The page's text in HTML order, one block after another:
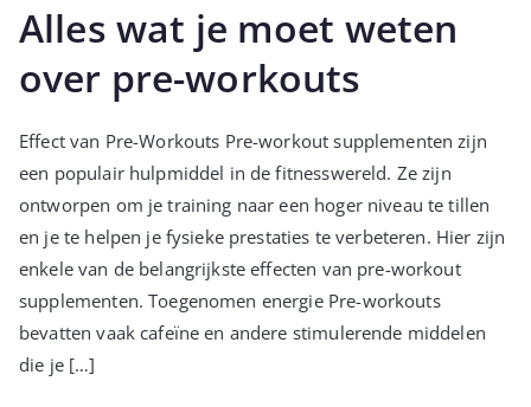
Alles wat je moet weten
over pre-workouts
Effect van Pre-Workouts Pre-workout supplementen zijn
een populair hulpmiddel in de fitnesswereld. Ze zijn
ontworpen om je training naar een hoger niveau te tillen
en je te helpen je fysieke prestaties te verbeteren. Hier zijn
enkele van de belangrijkste effecten van pre-workout
supplementen. Toegenomen energie Pre-workouts
bevatten vaak cafeïne en andere stimulerende middelen
die je […]